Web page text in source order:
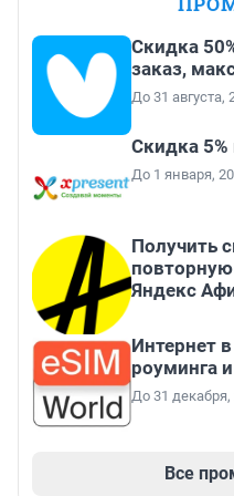
Скидка
заказ,
До 31 августа,
Скидка
До 1 января,
Получить
Яндекс
Интернет
роуминга
До 31 декабря,
Все